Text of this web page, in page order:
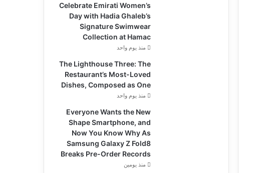
Celebrate Emirati Women’s
Day with Hadia Ghaleb’s
Signature Swimwear
Collection at Hamac
منذ يوم واحد
The Lighthouse Three: The
Restaurant’s Most-Loved
Dishes, Composed as One
منذ يوم واحد
Everyone Wants the New
Shape Smartphone, and
Now You Know Why As
Samsung Galaxy Z Fold8
Breaks Pre-Order Records
منذ يومين